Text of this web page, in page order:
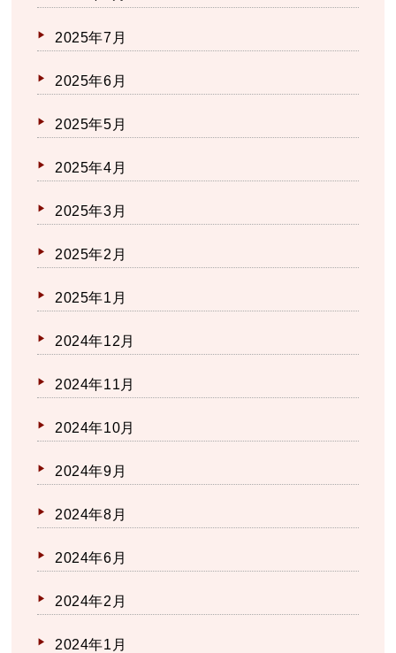
2025年7月
2025年6月
2025年5月
2025年4月
2025年3月
2025年2月
2025年1月
2024年12月
2024年11月
2024年10月
2024年9月
2024年8月
2024年6月
2024年2月
2024年1月